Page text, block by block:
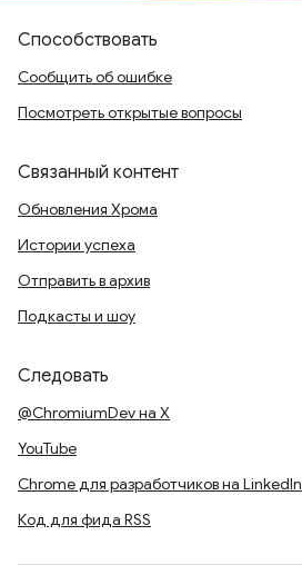
Способствовать
Сообщить об ошибке
Посмотреть открытые вопросы
Связанный контент
Обновления Хрома
Истории успеха
Отправить в архив
Подкасты и шоу
Следовать
@ChromiumDev на X
YouTube
Chrome для разработчиков на LinkedIn
Код для фида RSS